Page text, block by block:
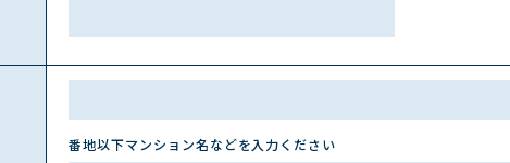
番地以下マンション名などを入力ください